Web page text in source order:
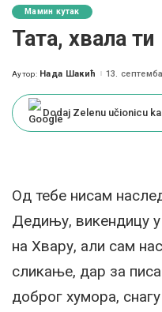
Мамин кутак
Тата, хвала ти
Posted
Аутор: Нада Шакић 13.
Dodaj Zelenu učionicu
Од тебе нисам
Дедињу, викендицу
на Хвару, али сам
сликање, дар за
доброг хумора,